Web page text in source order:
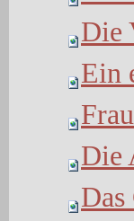
Die
Ein
Die
Das